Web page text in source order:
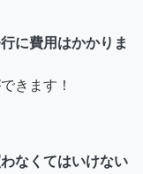
に費用はかかりま
きます！
なくてはいけない